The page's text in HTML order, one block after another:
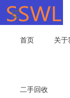
首页 关于
二手回收